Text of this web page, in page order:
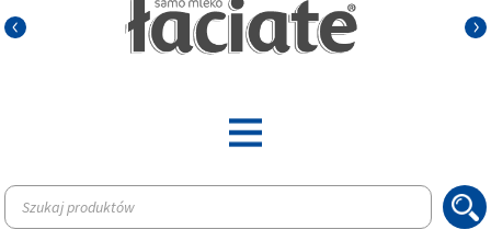
Wyszukiwarka
produktów